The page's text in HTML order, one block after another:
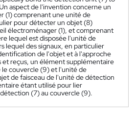
aspect de l'invention concerne un
(1) comprenant une unité de
pour détecter un objet (8)
électroménager (1), et comprenant
lequel est disposée l'unité de
lequel des signaux, en particulier
de l'objet et à l'approche
et reçus, un élément supplémentaire
le couvercle (9) et l'unité de
de faisceau de l'unité de détection
étant utilisé pour lier
(7) au couvercle (9).